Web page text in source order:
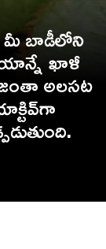
మీ బాడీలోని
ఖాళీ
అలసట